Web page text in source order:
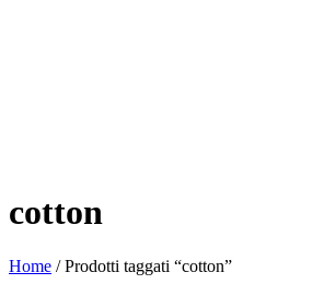
cotton
Home / Prodotti taggati “cotton”